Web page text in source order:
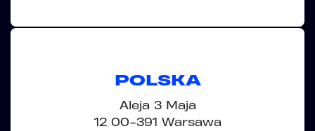
POLSKA
Aleja 3 Maja
12 00-391 Warsawa